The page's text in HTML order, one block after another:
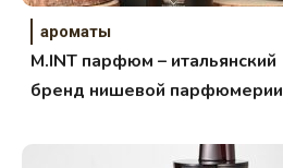
ароматы
M.INT парфюм – итальянский
бренд нишевой парфюмерии